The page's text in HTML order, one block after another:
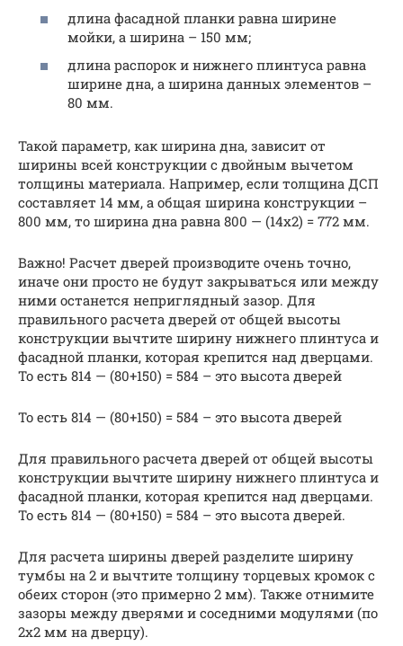
длина фасадной планки равна ширине
мойки, а ширина – 150 мм;
длина распорок и нижнего плинтуса равна
ширине дна, а ширина данных элементов –
80 мм.
Такой параметр, как ширина дна, зависит от
ширины всей конструкции с двойным вычетом
толщины материала. Например, если толщина ДСП
составляет 14 мм, а общая ширина конструкции –
800 мм, то ширина дна равна 800 — (14х2) = 772 мм.
Важно! Расчет дверей производите очень точно,
иначе они просто не будут закрываться или между
ними останется неприглядный зазор. Для
правильного расчета дверей от общей высоты
конструкции вычтите ширину нижнего плинтуса и
фасадной планки, которая крепится над дверцами.
То есть 814 — (80+150) = 584 – это высота дверей
То есть 814 — (80+150) = 584 – это высота дверей
Для правильного расчета дверей от общей высоты
конструкции вычтите ширину нижнего плинтуса и
фасадной планки, которая крепится над дверцами.
То есть 814 — (80+150) = 584 – это высота дверей.
Для расчета ширины дверей разделите ширину
тумбы на 2 и вычтите толщину торцевых кромок с
обеих сторон (это примерно 2 мм). Также отнимите
зазоры между дверями и соседними модулями (по
2х2 мм на дверцу).